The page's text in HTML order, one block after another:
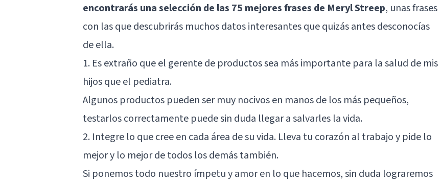
encontrarás una selección de las 75 mejores frases de Meryl Streep, unas frases
con las que descubrirás muchos datos interesantes que quizás antes desconocías
de ella.
1. Es extraño que el gerente de productos sea más importante para la salud de mis
hijos que el pediatra.
Algunos productos pueden ser muy nocivos en manos de los más pequeños,
testarlos correctamente puede sin duda llegar a salvarles la vida.
2. Integre lo que cree en cada área de su vida. Lleva tu corazón al trabajo y pide lo
mejor y lo mejor de todos los demás también.
Si ponemos todo nuestro ímpetu y amor en lo que hacemos, sin duda lograremos